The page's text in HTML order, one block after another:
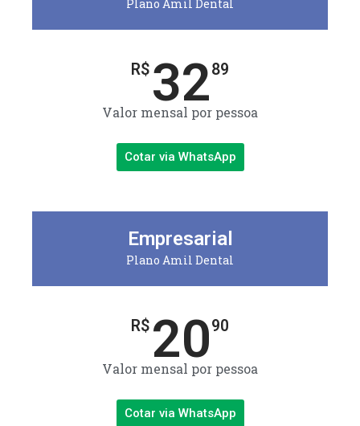
Plano Amil Dental
R$ 3289
Valor mensal por pessoa
Cotar via WhatsApp
Empresarial
Plano Amil Dental
R$ 2090
Valor mensal por pessoa
Cotar via WhatsApp